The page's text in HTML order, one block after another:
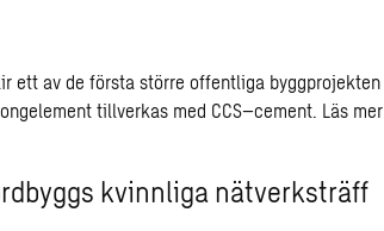
ett av de första större offentliga byggprojekten
tillverkas med CCS–cement. Läs mer
kvinnliga nätverksträff